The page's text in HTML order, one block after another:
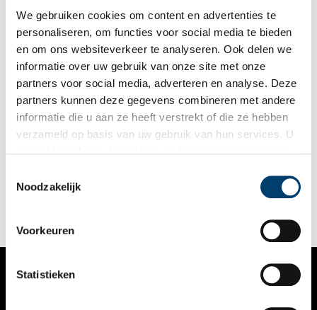
We gebruiken cookies om content en advertenties te
personaliseren, om functies voor social media te bieden
en om ons websiteverkeer te analyseren. Ook delen we
informatie over uw gebruik van onze site met onze
partners voor social media, adverteren en analyse. Deze
partners kunnen deze gegevens combineren met andere
informatie die u aan ze heeft verstrekt of die ze hebben
verzameld op basis van uw gebruik van hun services. U
Noodzakelijk
Voorkeuren
Statistieken
De duif: delicatesse of vliegende rat?
De meeste stadsbewoners kennen de duif als een irritant,
veelal viezig en lichtelijk toegetakeld dier dat auto’s
enthousiast te voeren. Hoe anders was dat in de
middeleeuwen! Toen alleen de kasteelheer het recht had om
wintermaanden. Om nog maar te zwijgen over de vruchtbare
duivenpoep voor op het land. Monumentale duiventillen en
torens op buitenplaatsen zijn hier stille getuigen van. Zo’n
Heemskerk.